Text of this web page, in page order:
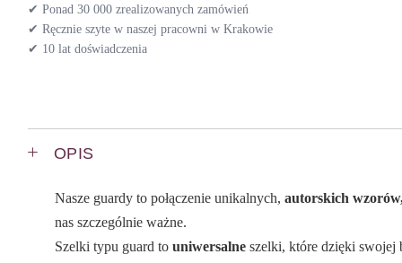
✔ Ponad 30 000 zrealizowanych zamówień
✔ Ręcznie szyte w naszej pracowni w Krakowie
✔ 10 lat doświadczenia
OPIS
Nasze guardy to połączenie unikalnych,autorskich
nas szczególnie ważne.
Szelki typu guard touniwersalneszelki, które dzięki swojej